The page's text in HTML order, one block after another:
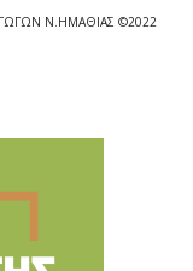
Ν.ΗΜΑΘΙΑΣ ©2022